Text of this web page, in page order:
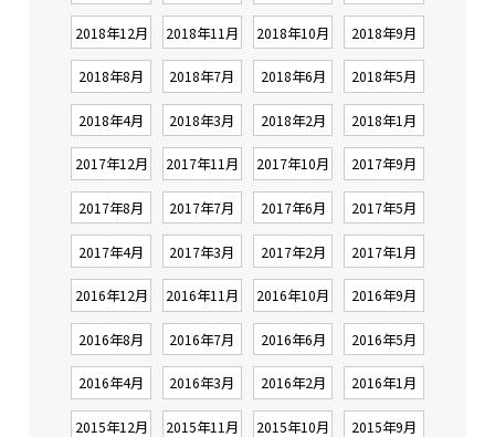
2018年12月 2018年11月 2018年10月 2018年9月
2018年8月 2018年7月 2018年6月 2018年5月
2018年4月 2018年3月 2018年2月 2018年1月
2017年12月 2017年11月 2017年10月 2017年9月
2017年8月 2017年7月 2017年6月 2017年5月
2017年4月 2017年3月 2017年2月 2017年1月
2016年12月 2016年11月 2016年10月 2016年9月
2016年8月 2016年7月 2016年6月 2016年5月
2016年4月 2016年3月 2016年2月 2016年1月
2015年12月 2015年11月 2015年10月 2015年9月